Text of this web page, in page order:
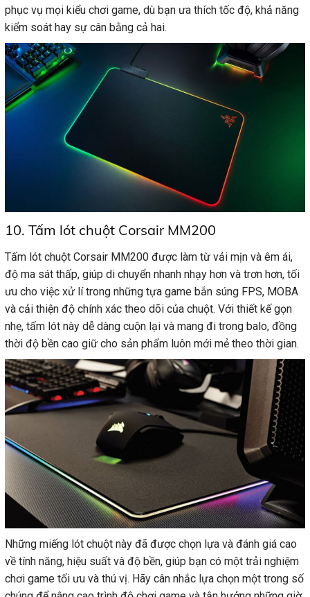
phục vụ mọi kiểu chơi game, dù bạn ưa thích tốc độ, khả năng
kiểm soát hay sự cân bằng cả hai.
10. Tấm lót chuột Corsair MM200
Tấm lót chuột Corsair MM200 được làm từ vải mịn và êm ái,
độ ma sát thấp, giúp di chuyển nhanh nhạy hơn và trơn hơn, tối
ưu cho việc xử lí trong những tựa game bắn súng FPS, MOBA
và cải thiện độ chính xác theo dõi của chuột. Với thiết kế gọn
nhẹ, tấm lót này dễ dàng cuộn lại và mang đi trong balo, đồng
thời độ bền cao giữ cho sản phẩm luôn mới mẻ theo thời gian.
Những miếng lót chuột này đã được chọn lựa và đánh giá cao
về tính năng, hiệu suất và độ bền, giúp bạn có một trải nghiệm
chơi game tối ưu và thú vị. Hãy cân nhắc lựa chọn một trong số